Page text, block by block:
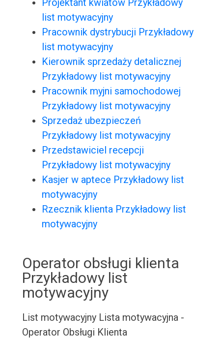
Projektant kwiatów Przykładowy
list motywacyjny
Pracownik dystrybucji Przykładowy
list motywacyjny
Kierownik sprzedaży detalicznej
Przykładowy list motywacyjny
Pracownik myjni samochodowej
Przykładowy list motywacyjny
Sprzedaż ubezpieczeń
Przykładowy list motywacyjny
Przedstawiciel recepcji
Przykładowy list motywacyjny
Kasjer w aptece Przykładowy list
motywacyjny
Rzecznik klienta Przykładowy list
motywacyjny
Operator obsługi klienta
Przykładowy list
motywacyjny
List motywacyjny Lista motywacyjna -
Operator Obsługi Klienta